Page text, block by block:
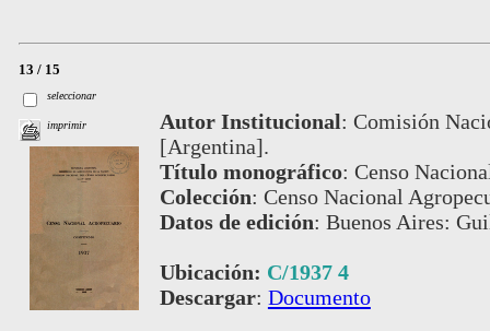
13 / 15
seleccionar
imprimir Autor Institucional: Comisión
[Argentina].
Título monográfico: Censo
Colección: Censo Nacional
Datos de edición: Buenos Aires:
Ubicación: C/1937 4
Descargar: Documento